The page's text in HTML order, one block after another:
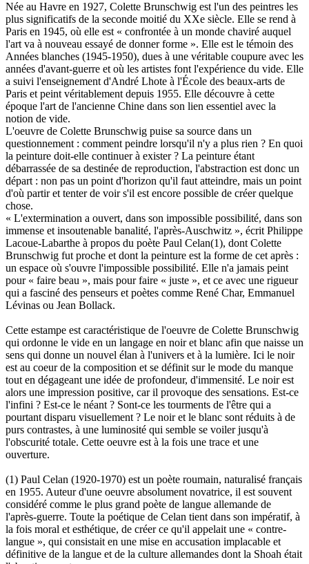
Née au Havre en 1927, Colette Brunschwig est l'un des peintres les
plus significatifs de la seconde moitié du XXe siècle. Elle se rend à
Paris en 1945, où elle est « confrontée à un monde chaviré auquel
l'art va à nouveau essayé de donner forme ». Elle est le témoin des
Années blanches (1945-1950), dues à une véritable coupure avec les
années d'avant-guerre et où les artistes font l'expérience du vide. Elle
a suivi l'enseignement d'André Lhote à l'École des beaux-arts de
Paris et peint véritablement depuis 1955. Elle découvre à cette
époque l'art de l'ancienne Chine dans son lien essentiel avec la
notion de vide.
L'oeuvre de Colette Brunschwig puise sa source dans un
questionnement : comment peindre lorsqu'il n'y a plus rien ? En quoi
la peinture doit-elle continuer à exister ? La peinture étant
débarrassée de sa destinée de reproduction, l'abstraction est donc un
départ : non pas un point d'horizon qu'il faut atteindre, mais un point
d'où partir et tenter de voir s'il est encore possible de créer quelque
chose.
« L'extermination a ouvert, dans son impossible possibilité, dans son
immense et insoutenable banalité, l'après-Auschwitz », écrit Philippe
Lacoue-Labarthe à propos du poète Paul Celan(1), dont Colette
Brunschwig fut proche et dont la peinture est la forme de cet après :
un espace où s'ouvre l'impossible possibilité. Elle n'a jamais peint
pour « faire beau », mais pour faire « juste », et ce avec une rigueur
qui a fasciné des penseurs et poètes comme René Char, Emmanuel
Lévinas ou Jean Bollack.
Cette estampe est caractéristique de l'oeuvre de Colette Brunschwig
qui ordonne le vide en un langage en noir et blanc afin que naisse un
sens qui donne un nouvel élan à l'univers et à la lumière. Ici le noir
est au coeur de la composition et se définit sur le mode du manque
tout en dégageant une idée de profondeur, d'immensité. Le noir est
alors une impression positive, car il provoque des sensations. Est-ce
l'infini ? Est-ce le néant ? Sont-ce les tourments de l'être qui a
pourtant disparu visuellement ? Le noir et le blanc sont réduits à de
purs contrastes, à une luminosité qui semble se voiler jusqu'à
l'obscurité totale. Cette oeuvre est à la fois une trace et une
ouverture.
(1) Paul Celan (1920-1970) est un poète roumain, naturalisé français
en 1955. Auteur d'une oeuvre absolument novatrice, il est souvent
considéré comme le plus grand poète de langue allemande de
l'après-guerre. Toute la poétique de Celan tient dans son impératif, à
la fois moral et esthétique, de créer ce qu'il appelait une « contre-
langue », qui consistait en une mise en accusation implacable et
définitive de la langue et de la culture allemandes dont la Shoah était